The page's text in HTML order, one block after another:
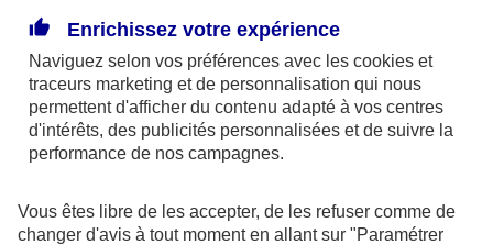
Madelin,
(sauf quelques cas exceptionnels) et la sortie se fait
obligatoirementen rente(sauf exceptions).
En outre, à la retraite, la rente perçue chaque
année, sera imposable dans la catégorie des
pensions. Elle supporte également des
prélèvements sociaux aux taux en vigueur au jour
Enrichissez votre expérience
Naviguez selon vos préférences avec les cookies et
traceurs marketing et de personnalisation qui nous
permettent d'afficher du contenu adapté à vos centres
d'intérêts, des publicités personnalisées et de suivre la
performance de nos campagnes.
Vous êtes libre de les accepter, de les refuser comme de
changer d'avis à tout moment en allant sur "Paramétrer